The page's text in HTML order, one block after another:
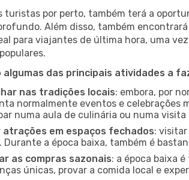
turistas por perto, também terá a
Além disso, também
para viajantes de última hora, uma
algumas das principais atividades a
nas tradições locais: embora, por
normalmente eventos e celebrações
numa aula de culinária ou numa
em espaços fechados:
Durante a época baixa, também é
as compras sazonais: a época baixa
únicas, provar a comida local e